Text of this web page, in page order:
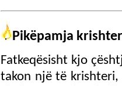
Pikëpamja
Fatkeqësisht kjo
takon një të krishteri,